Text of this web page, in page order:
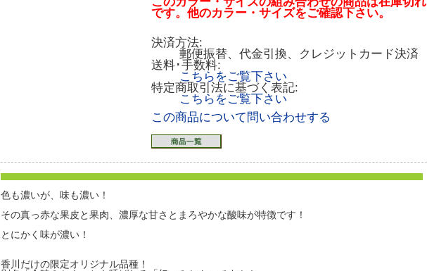
です。他のカラー・サイズをご確認下さい。
決済方法:
郵便振替、代金引換、クレジットカード決済
送料･手数料:
こちらをご覧下さい
特定商取引法に基づく表記:
こちらをご覧下さい
この商品について問い合わせする
色も濃いが、味も濃い！
その真っ赤な果皮と果肉、濃厚な甘さとまろやかな酸味が特徴です！
とにかく味が濃い！
香川だけの限定オリジナル品種！